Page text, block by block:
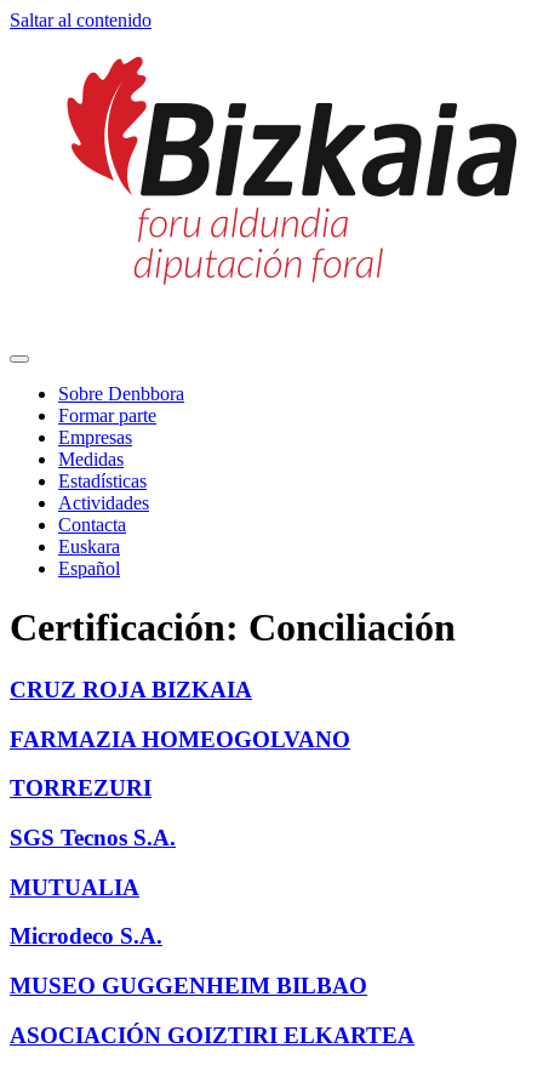
Saltar al contenido
Navegación
principal
Sobre Denbbora
Formar parte
Empresas
Medidas
Estadísticas
Actividades
Contacta
Euskara
Español
Certificación: Conciliación
CRUZ ROJA BIZKAIA
FARMAZIA HOMEOGOLVANO
TORREZURI
SGS Tecnos S.A.
MUTUALIA
Microdeco S.A.
MUSEO GUGGENHEIM BILBAO
ASOCIACIÓN GOIZTIRI ELKARTEA